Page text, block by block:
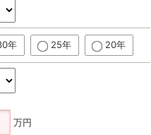
年 25年 20年
万円